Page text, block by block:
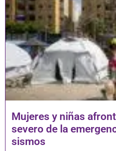
Mujeres y niñas
severo de la
sismos